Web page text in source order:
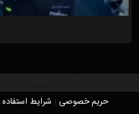
حریم خصوصی | شرایط استفاده